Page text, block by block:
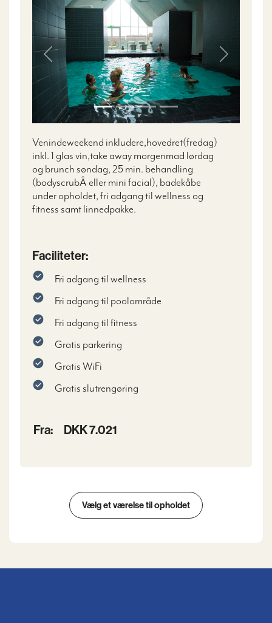
Previous Next
Venindeweekend inkludere,hovedret(fredag)
inkl. 1 glas vin,take away morgenmad lørdag
og brunch søndag, 25 min. behandling
(bodyscrubÂ eller mini facial), badekåbe
under opholdet, fri adgang til wellness og
fitness samt linnedpakke.
Faciliteter:
Fri adgang til wellness
Fri adgang til poolområde
Fri adgang til fitness
Gratis parkering
Gratis WiFi
Gratis slutrengøring
Fra: DKK 7.021
Vælg et værelse til opholdet